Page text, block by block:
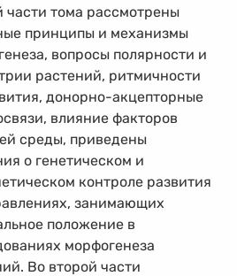
части тома рассмотрены
принципы и механизмы
вопросы полярности и
растений, ритмичности
донорно-акцепторные
влияние факторов
среды, приведены
о генетическом и
контроле развития
занимающих
положение в
морфогенеза
Во второй части